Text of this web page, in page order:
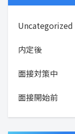
Uncategorized
内定後
面接対策中
面接開始前